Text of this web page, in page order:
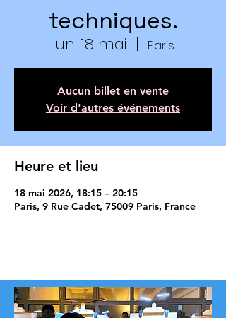
techniques.
lun. 18 mai
  |
Paris
Aucun billet en vente
Voir d'autres événements
Heure et lieu
18 mai 2026, 18:15 – 20:15
Paris, 9 Rue Cadet, 75009 Paris, France